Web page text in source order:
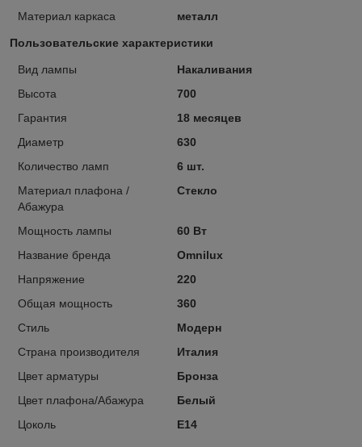
Материал каркаса металл
Пользовательские характеристики
Вид лампы
Накаливания
Высота
700
Гарантия
18 месяцев
Диаметр
630
Количество ламп
6 шт.
Материал плафона /
Абажура
Стекло
Мощность лампы
60 Вт
Название бренда
Omnilux
Напряжение
220
Общая мощность
360
Стиль
Модерн
Страна производителя
Италия
Цвет арматуры
Бронза
Цвет плафона/Абажура
Белый
Цоколь
E14